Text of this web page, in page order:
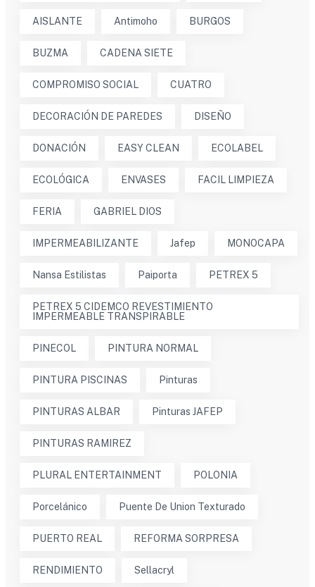
AISLANTE Antimoho BURGOS
BUZMA CADENA SIETE
COMPROMISO SOCIAL CUATRO
DECORACIÓN DE PAREDES DISEÑO
DONACIÓN EASY CLEAN ECOLABEL
ECOLÓGICA ENVASES FACIL LIMPIEZA
FERIA GABRIEL DIOS
IMPERMEABILIZANTE Jafep MONOCAPA
Nansa Estilistas Paiporta PETREX 5
PETREX 5 CIDEMCO REVESTIMIENTO
IMPERMEABLE TRANSPIRABLE
PINECOL PINTURA NORMAL
PINTURA PISCINAS Pinturas
PINTURAS ALBAR Pinturas JAFEP
PINTURAS RAMIREZ
PLURAL ENTERTAINMENT POLONIA
Porcelánico Puente De Union Texturado
PUERTO REAL REFORMA SORPRESA
RENDIMIENTO Sellacryl